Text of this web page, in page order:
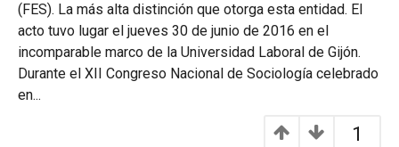
(FES). La más alta distinción que otorga esta entidad. El
acto tuvo lugar el jueves 30 de junio de 2016 en el
incomparable marco de la Universidad Laboral de Gijón.
Durante el XII Congreso Nacional de Sociología celebrado
en...
1